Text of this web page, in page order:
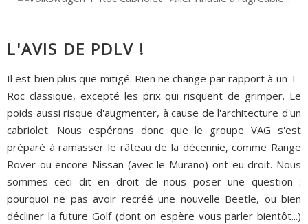
L'AVIS DE PDLV !
Il est bien plus que mitigé. Rien ne change par rapport à un T-
Roc classique, excepté les prix qui risquent de grimper. Le
poids aussi risque d'augmenter, à cause de l'architecture d'un
cabriolet. Nous espérons donc que le groupe VAG s'est
préparé à ramasser le râteau de la décennie, comme Range
Rover ou encore Nissan (avec le Murano) ont eu droit. Nous
sommes ceci dit en droit de nous poser une question :
pourquoi ne pas avoir recréé une nouvelle Beetle, ou bien
décliner la future Golf (dont on espère vous parler bientôt...)